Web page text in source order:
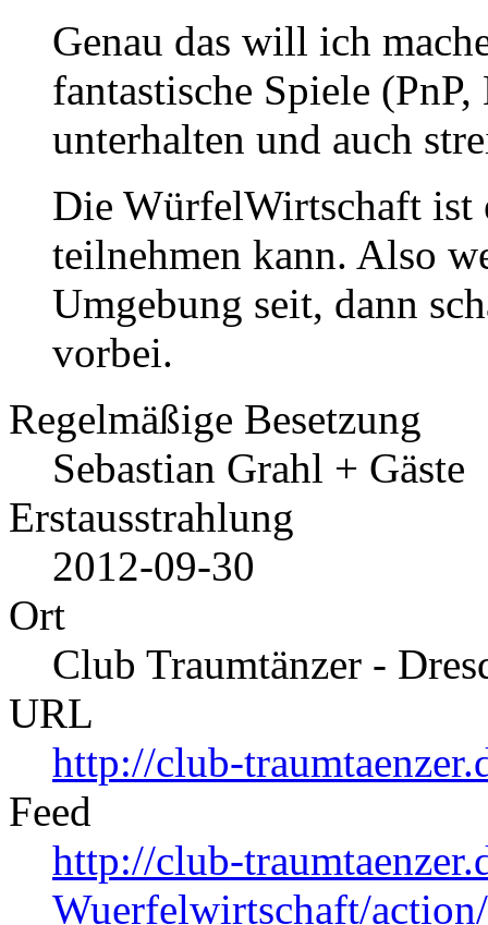
Genau das will ich
fantastische Spiele
unterhalten und auch
Die WürfelWirtschaft ist
teilnehmen kann. Also
Umgebung seit, dann
vorbei.
Regelmäßige Besetzung
Sebastian Grahl + Gäste
Erstausstrahlung
2012-09-30
Ort
Club Traumtänzer -
URL
http://club-
Feed
http://club-
Wuerfelwirtschaft/